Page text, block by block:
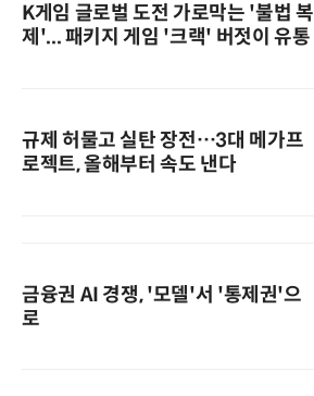
K게임 글로벌 도전 가로막는 '불법 복
제'... 패키지 게임 '크랙' 버젓이 유통
규제 허물고 실탄 장전…3대 메가프
로젝트, 올해부터 속도 낸다
금융권 AI 경쟁, '모델'서 '통제권'으
로